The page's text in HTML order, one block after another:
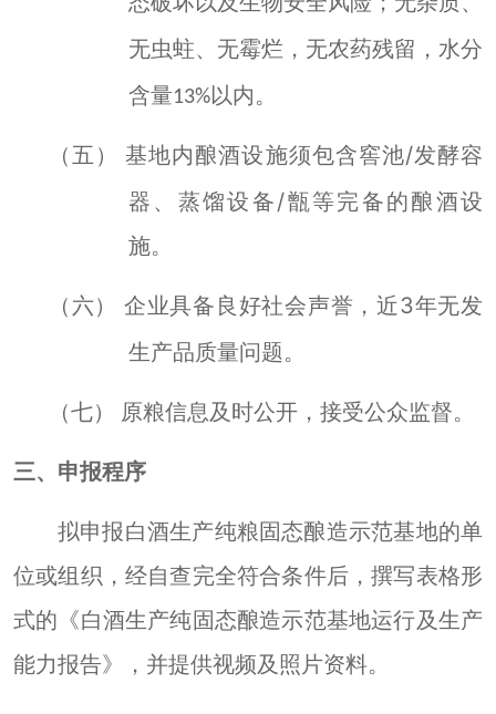
无虫蛀、无霉烂， 无农药残留 ， 水分
含量13%以内。
（五）基地内酿酒设施须包含窖池/发酵容
器、蒸馏设备/甑等完备的酿酒设
施。
（六） 企业具备良好社会声誉，近3年无发
生产品质量问题。
（七） 原粮信息及时公开，接受公众监督。
三、申报程序
拟申报白酒生产纯粮固态酿造示范基地的单
位或组织，经自查完全符合条件后，撰写表格形
式的《白酒生产纯固态酿造示范基地运行及生产
能力报告》，并提供视频及照片资料。